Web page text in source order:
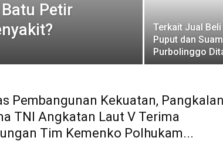
Petir
Terkait Jual
Puput dan
Purbolinggo
Pembangunan Kekuatan, Pangkalan
TNI Angkatan Laut V Terima
Tim Kemenko Polhukam...